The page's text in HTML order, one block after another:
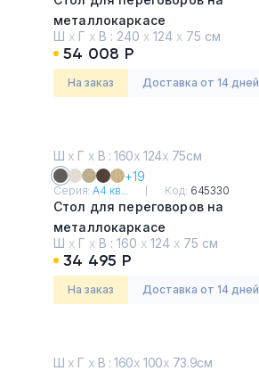
металлокаркасе
Дуб Шамони
Ш х Г х В : 240 х 124 х 75 см
54 008 Р
На заказ Доставка от 14 дней
Ш х Г х В : 160х 124х 75см
+19
Серия:А4 кв... Код: 645330
Стол для переговоров на
металлокаркасе
Антрацит премиум
Ш х Г х В : 160 х 124 х 75 см
34 495 Р
На заказ Доставка от 14 дней
Ш х Г х В : 160х 100х 73.9см